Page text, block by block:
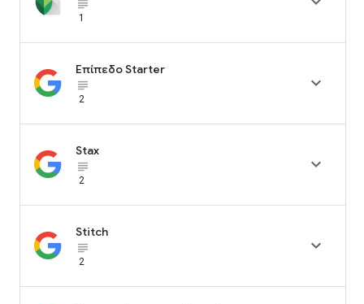
subject_black
1
Επίπεδο Starter
subject_black
2

Stax
subject_black
2

Stitch
subject_black
2
